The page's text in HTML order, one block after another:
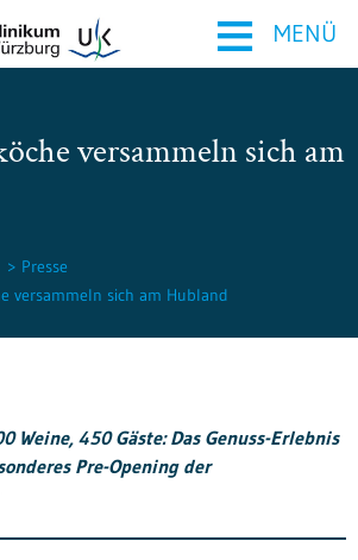
≡ MENÜ
versammeln sich am
Presse
versammeln sich am Hubland
Weine, 450 Gäste: Das Genuss-Erlebnis
Pre-Opening der